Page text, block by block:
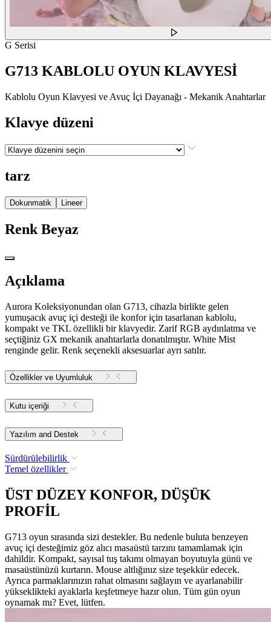
G Serisi
G713 KABLOLU OYUN KLAVYESİ
Kablolu Oyun Klavyesi ve Avuç İçi Dayanağı - Mekanik Anahtarlar
Klavye düzeni
tarz
Dokunmatik Lineer
Renk Beyaz
Açıklama
Aurora Koleksiyonundan olan G713, cihazla birlikte gelen
yumuşacık avuç içi desteği ile konfor için tasarlanan kablolu,
kompakt ve TKL özellikli bir klavyedir. Zarif RGB aydınlatma ve
seçtiğiniz GX mekanik anahtarlarla donatılmıştır. White Mist
renginde gelir. Renk seçenekli aksesuarlar ayrı satılır.
Özellikler ve Uyumluluk
Kutu içeriği
Yazılım and Destek
Sürdürülebilirlik
Temel özellikler
ÜST DÜZEY KONFOR, DÜŞÜK
PROFİL
G713 oyun sırasında sizi destekler. Bu nedenle buluta benzeyen
avuç içi desteğimiz göz alıcı masaüstü tarzını tamamlamak için
dahildir. Kompakt, sayısal tuş takımı olmayan boyutuyla günü ve
masaüstünüzü kurtarın. Mouse altlığınız size teşekkür edecek.
Ayrıca parmaklarınızın rahat olmasını sağlayın ve ayarlanabilir
yükseklikteki ayaklarla keşfetmeye hazır olun. Tüm gün oyun
oynamak mı? Evet, lütfen.